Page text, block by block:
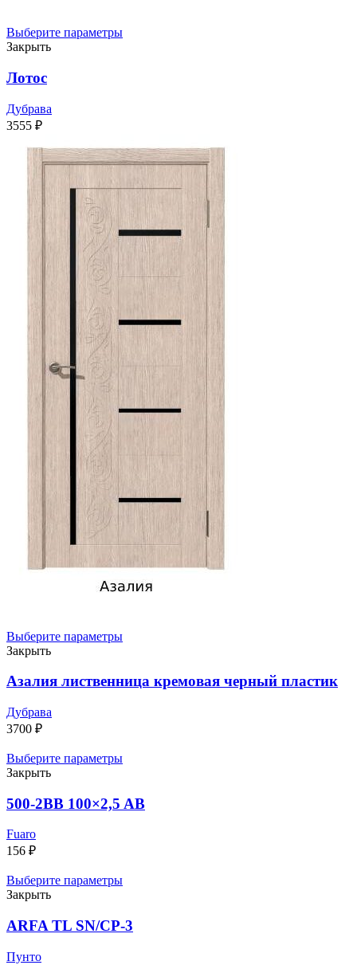
Выберите параметры
Закрыть
Лотос
Дубрава
3555 ₽
Выберите параметры
Закрыть
Азалия лиственница кремовая черный пластик
Дубрава
3700 ₽
Выберите параметры
Закрыть
500-2BB 100×2,5 AB
Fuaro
156 ₽
Выберите параметры
Закрыть
ARFA TL SN/CP-3
Пунто